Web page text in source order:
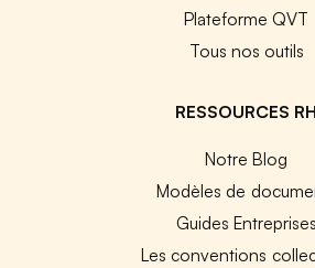
Plateforme QVT
Tous nos outils
RESSOURCES RH
Notre Blog
Modèles de
Guides Entreprises
Les conventions